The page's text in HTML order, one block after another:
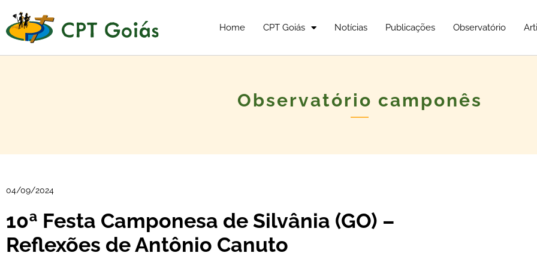
Home CPT Goiás Notícias Publicações Observatório
Observatório camponês
04/09/2024
10ª Festa Camponesa de Silvânia (GO) –
Reflexões de Antônio Canuto